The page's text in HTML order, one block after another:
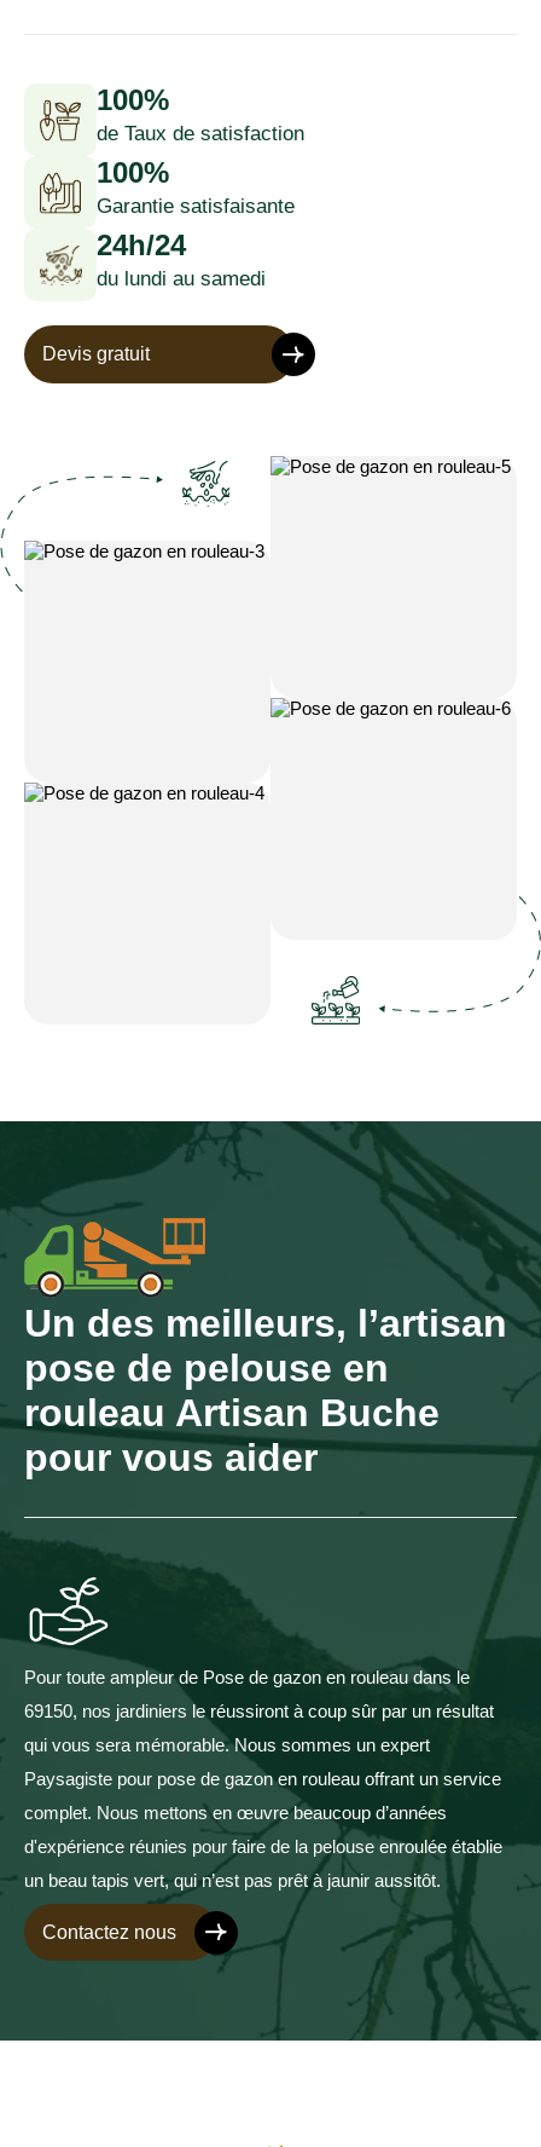
100%
de Taux de satisfaction
100%
Garantie satisfaisante
24h/24
du lundi au samedi
Devis gratuit
Un des meilleurs, l’artisan
pose de pelouse en
rouleau Artisan Buche
pour vous aider
Pour toute ampleur de Pose de gazon en rouleau dans le
69150, nos jardiniers le réussiront à coup sûr par un résultat
qui vous sera mémorable. Nous sommes un expert
Paysagiste pour pose de gazon en rouleau offrant un service
complet. Nous mettons en œuvre beaucoup d’années
d'expérience réunies pour faire de la pelouse enroulée établie
un beau tapis vert, qui n’est pas prêt à jaunir aussitôt.
Contactez nous